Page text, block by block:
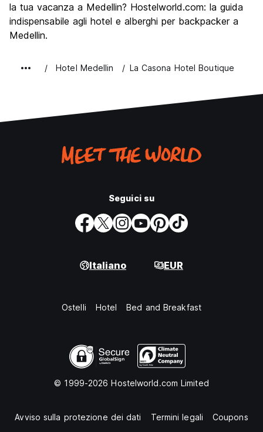
la tua vacanza a Medellin? Hostelworld.com: la guida
indispensabile agli hotel e alberghi per backpacker a
Medellin.
Hotel Medellin La Casona Hotel Boutique
Seguici su
Italiano EUR
Ostelli Hotel Bed and Breakfast
© 1999-2026 Hostelworld.com Limited
Avviso sulla protezione dei dati Termini legali Coupons